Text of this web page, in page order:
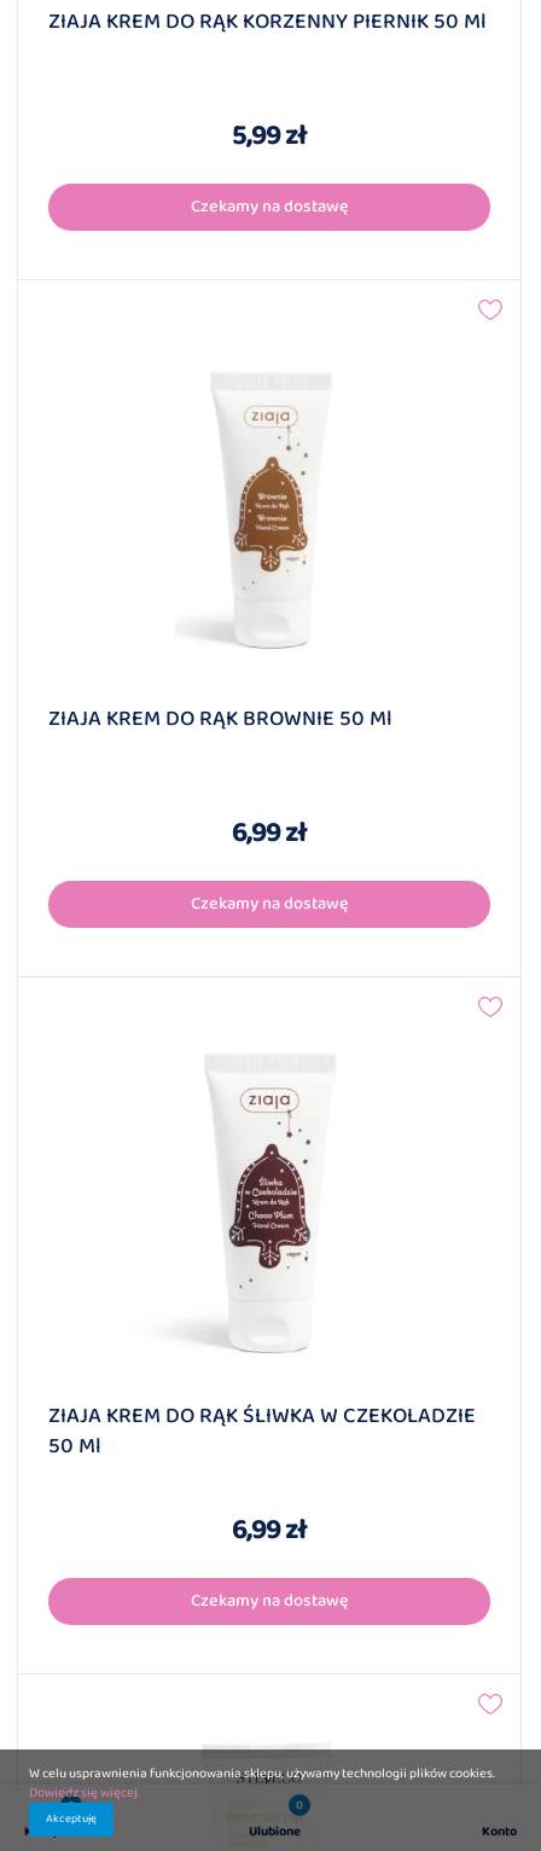
0
Koszyk
0
Ulubione Konto
ZIAJA KREM DO RĄK KORZENNY PIERNIK 50 Ml
5,99 zł
Czekamy na dostawę
ZIAJA KREM DO RĄK BROWNIE 50 Ml
6,99 zł
Czekamy na dostawę
ZIAJA KREM DO RĄK ŚLIWKA W CZEKOLADZIE
50 Ml
6,99 zł
Czekamy na dostawę
W celu usprawnienia funkcjonowania sklepu, używamy technologii plików cookies.
Dowiedz się więcej.
Akceptuję